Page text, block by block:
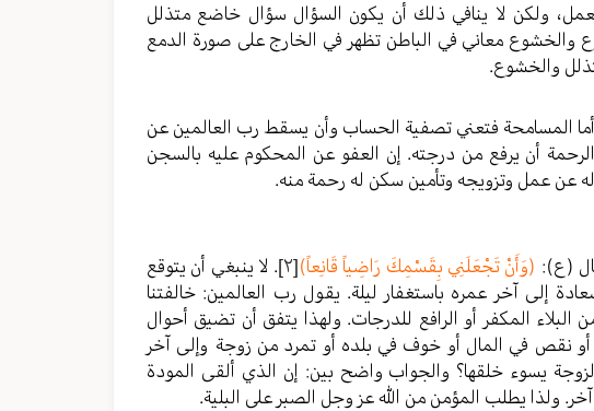
ولكن لا ينافي ذلك أن يكون السؤال سؤال خاضع متذلل
معاني في الباطن تظهر في الخارج على صورة الدمع
والخشوع.
المسامحة فتعني تصفية الحساب وأن يسقط رب العالمين عن
الرحمة أن يرفع من درجته. إن العفو عن المحكوم عليه بالسجن
عن عمل وتزويجه وتأمين سكن له رحمة منه.
(ع): (وَأَنْ تَجْعَلَنِي بِقَسْمِكَ رَاضِياً قَانِعاً)[٢]
. لا ينبغي أن يتوقع
إلى آخر عمره باستغفار ليلة. يقول رب العالمين: خالفتنا
البلاء المكفر أو الرافع للدرجات. ولهذا يتفق أن تضيق أحوال
نقص في المال أو خوف في بلده أو تمرد من زوجة وإلى آخر
يسوء خلقها؟ والجواب واضح بين: إن الذي ألقى المودة
ولذا يطلب المؤمن من الله عز وجل الصبر على البلية.